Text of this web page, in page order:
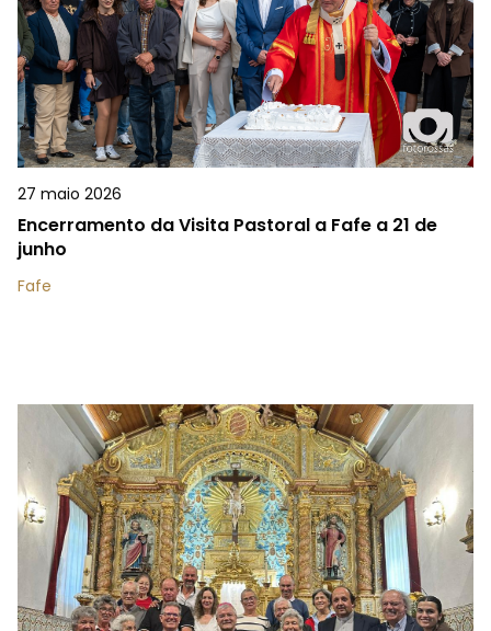
27 maio 2026
Encerramento da Visita Pastoral a Fafe a 21 de
junho
Fafe